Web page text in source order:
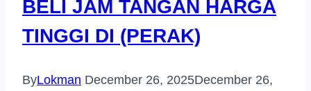
BELI JAM TANGAN HARGA
TINGGI DI (PERAK)
ByLokman December 26, 2025December 26,